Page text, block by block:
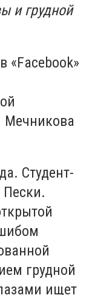
и грудной
«Facebook»
Мечникова
Студент-
Пески.
грудной
ищет